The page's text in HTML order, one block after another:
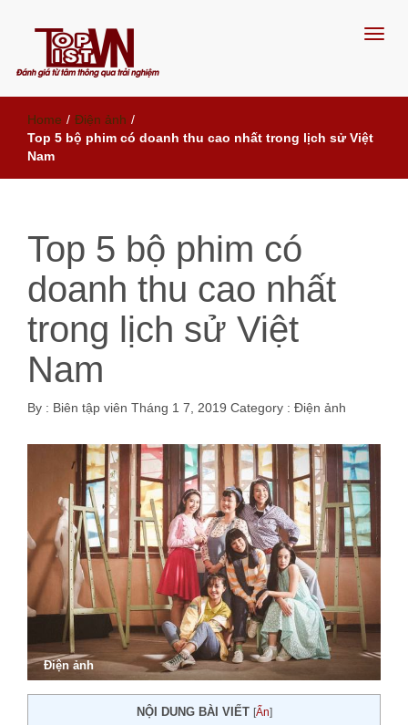
Đánh giá từ tâm, thông qua trải
nghiệm
Home / Điện ảnh /
Top 5 bộ phim có doanh thu cao nhất trong lịch sử Việt
Nam
Top 5 bộ phim có
doanh thu cao nhất
trong lịch sử Việt
Nam
By : Biên tập viên Tháng 1 7, 2019 Category : Điện ảnh
Điện ảnh
NỘI DUNG BÀI VIẾT [Ẩn]